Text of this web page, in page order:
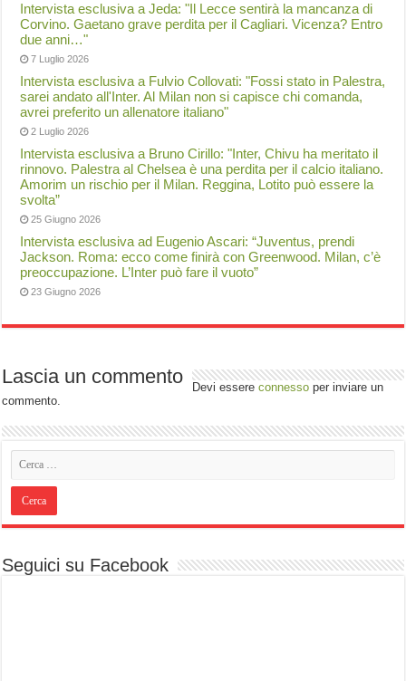
Intervista esclusiva a Jeda: "Il Lecce sentirà la mancanza di
Corvino. Gaetano grave perdita per il Cagliari. Vicenza? Entro
due anni…"
7 Luglio 2026
Intervista esclusiva a Fulvio Collovati: "Fossi stato in Palestra,
sarei andato all'Inter. Al Milan non si capisce chi comanda,
avrei preferito un allenatore italiano"
2 Luglio 2026
Intervista esclusiva a Bruno Cirillo: "Inter, Chivu ha meritato il
rinnovo. Palestra al Chelsea è una perdita per il calcio italiano.
Amorim un rischio per il Milan. Reggina, Lotito può essere la
svolta”
25 Giugno 2026
Intervista esclusiva ad Eugenio Ascari: “Juventus, prendi
Jackson. Roma: ecco come finirà con Greenwood. Milan, c’è
preoccupazione. L’Inter può fare il vuoto”
23 Giugno 2026
Lascia un commento Devi essereconnesso per inviare un
commento.
Seguici su Facebook